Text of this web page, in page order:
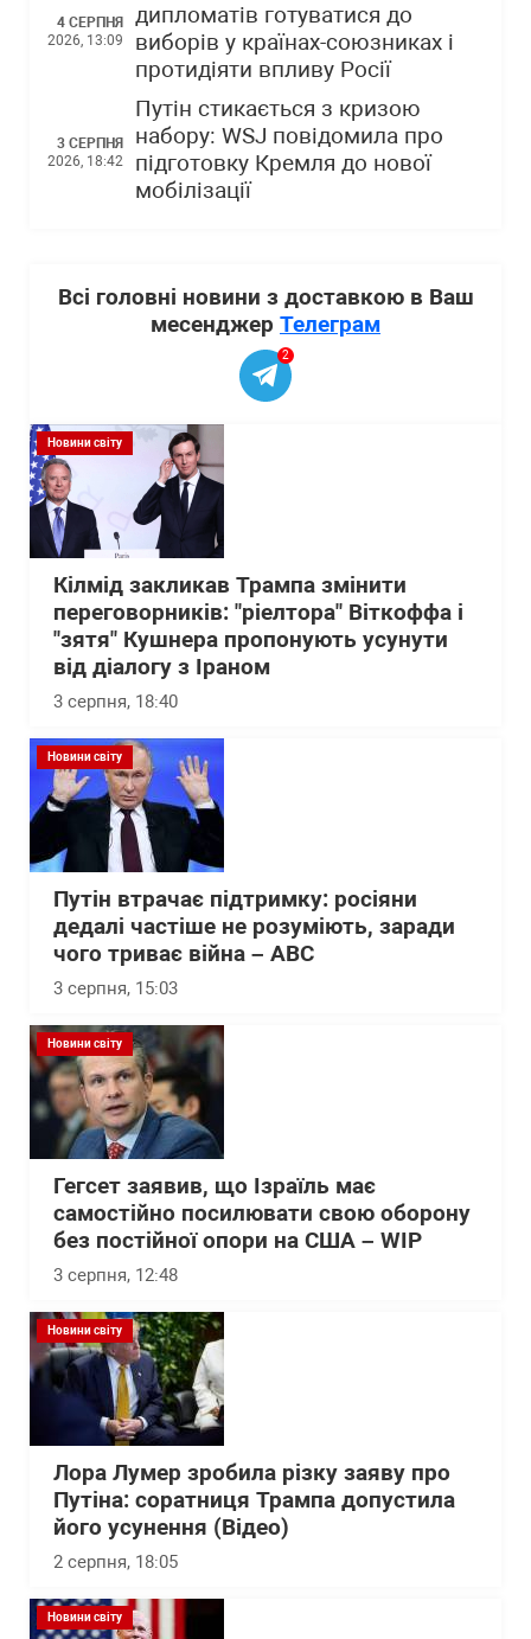
4 СЕРПНЯ
2026, 13:09
дипломатів готуватися до
виборів у країнах-союзниках і
протидіяти впливу Росії
3 СЕРПНЯ
2026, 18:42
Путін стикається з кризою
набору: WSJ повідомила про
підготовку Кремля до нової
мобілізації
Всі головні новини з доставкою в Ваш
месенджер Телеграм
2
Новини світу
Кілмід закликав Трампа змінити
переговорників: "ріелтора" Віткоффа і
"зятя" Кушнера пропонують усунути
від діалогу з Іраном
3 серпня, 18:40
Новини світу
Путін втрачає підтримку: росіяни
дедалі частіше не розуміють, заради
чого триває війна – АВС
3 серпня, 15:03
Новини світу
Гегсет заявив, що Ізраїль має
самостійно посилювати свою оборону
без постійної опори на США – WІP
3 серпня, 12:48
Новини світу
Лора Лумер зробила різку заяву про
Путіна: соратниця Трампа допустила
його усунення (Відео)
2 серпня, 18:05
Новини світу